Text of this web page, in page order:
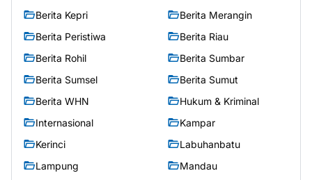
Berita Kepri
Berita Merangin
Berita Peristiwa
Berita Riau
Berita Rohil
Berita Sumbar
Berita Sumsel
Berita Sumut
Berita WHN
Hukum & Kriminal
Internasional
Kampar
Kerinci
Labuhanbatu
Lampung
Mandau